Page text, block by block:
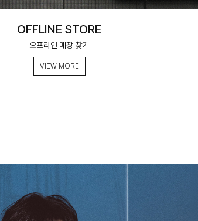
OFFLINE STORE
오프라인 매장 찾기
VIEW MORE